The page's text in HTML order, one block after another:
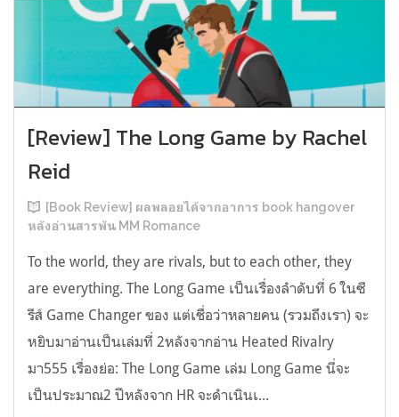
[Review] The Long Game by Rachel
Reid
[Book Review] ผลพลอยได้จากอาการ book hangover
หลังอ่านสารพัน MM Romance
To the world, they are rivals, but to each other, they
are everything. The Long Game เป็นเรื่องลำดับที่ 6 ในซี
รีส์ Game Changer ของ แต่เชื่อว่าหลายคน (รวมถึงเรา) จะ
หยิบมาอ่านเป็นเล่มที่ 2หลังจากอ่าน Heated Rivalry
มา555 เรื่องย่อ: The Long Game เล่ม Long Game นี่จะ
เป็นประมาณ2 ปีหลังจาก HR จะดำเนินเ...